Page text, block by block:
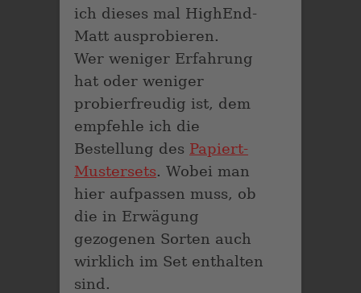
ich dieses mal HighEnd-
Matt ausprobieren.
Wer weniger Erfahrung
hat oder weniger
probierfreudig ist, dem
empfehle ich die
Bestellung des Papiert-
Mustersets. Wobei man
hier aufpassen muss, ob
die in Erwägung
gezogenen Sorten auch
wirklich im Set enthalten
sind.